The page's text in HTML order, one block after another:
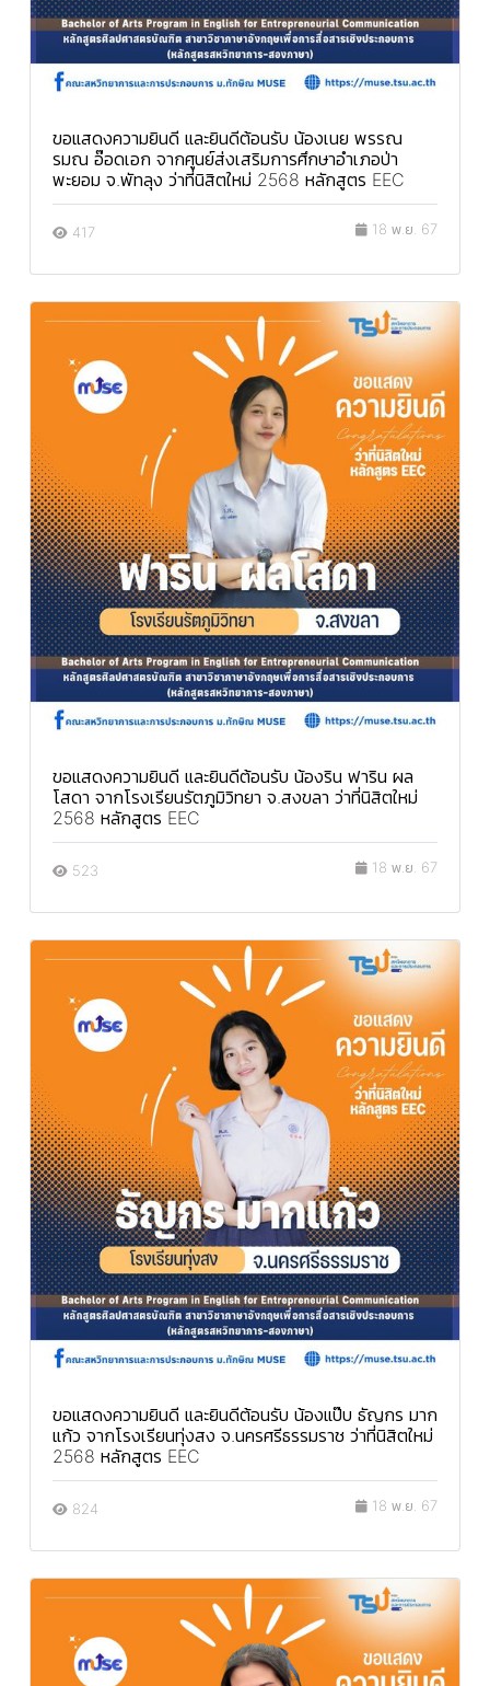
ขอแสดงความยินดี และยินดีต้อนรับ น้องเนย พรรณ
รมณ อ๊อดเอก จากศูนย์ส่งเสริมการศึกษาอำเภอป่า
พะยอม จ.พัทลุง ว่าที่นิสิตใหม่ 2568 หลักสูตร EEC
417 18 พ.ย. 67
ขอแสดงความยินดี และยินดีต้อนรับ น้องริน ฟาริน ผล
โสดา จากโรงเรียนรัตภูมิวิทยา จ.สงขลา ว่าที่นิสิตใหม่
2568 หลักสูตร EEC
523 18 พ.ย. 67
ขอแสดงความยินดี และยินดีต้อนรับ น้องแป๊บ ธัญกร มาก
แก้ว จากโรงเรียนทุ่งสง จ.นครศรีธรรมราช ว่าที่นิสิตใหม่
2568 หลักสูตร EEC
824 18 พ.ย. 67